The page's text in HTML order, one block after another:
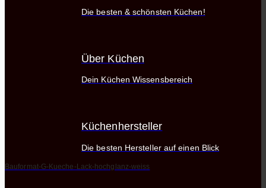
Die besten & schönsten Küchen!
Über Küchen
Dein Küchen Wissensbereich
Küchenhersteller
Die besten Hersteller auf einen Blick
Bauformat-G-Kueche-Lack-hochglanz-weiss